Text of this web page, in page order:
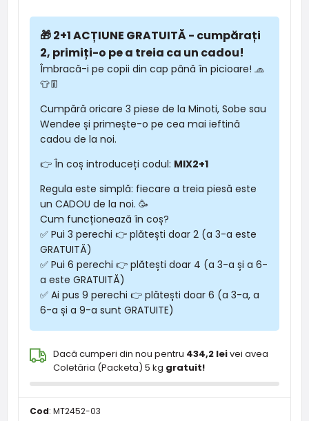
🎁 2+1 ACȚIUNE GRATUITĂ - cumpărați
2, primiți-o pe a treia ca un cadou!
Îmbracă-i pe copii din cap până în picioare! 🧢
👕👖
Cumpără oricare 3 piese de la Minoti, Sobe sau
Wendee și primește-o pe cea mai ieftină
cadou de la noi.
👉 În coș introduceți codul: MIX2+1
Regula este simplă: fiecare a treia piesă este
un CADOU de la noi. 🥳
Cum funcționează în coș?
✅ Pui 3 perechi 👉 plătești doar 2 (a 3-a este
GRATUITĂ)
✅ Pui 6 perechi 👉 plătești doar 4 (a 3-a și a 6-
a este GRATUITĂ)
✅ Ai pus 9 perechi 👉 plătești doar 6 (a 3-a, a
6-a și a 9-a sunt GRATUITE)
Dacă cumperi din nou pentru 434,2 leivei avea
Coletăria (Packeta) 5 kg gratuit!
Cod: MT2452-03